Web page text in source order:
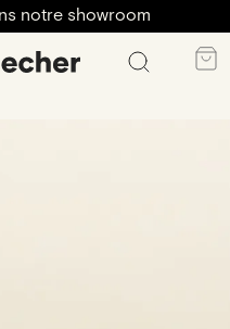
notre showroom